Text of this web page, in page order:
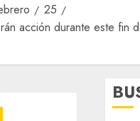
25
acción durante este fin